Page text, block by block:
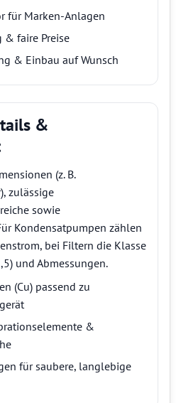
für Marken-Anlagen
& faire Preise
& Einbau auf Wunsch
&
(z. B.
zulässige
sowie
Kondensatpumpen zählen
bei Filtern die Klasse
und Abmessungen.
(Cu) passend zu
&
für saubere, langlebige